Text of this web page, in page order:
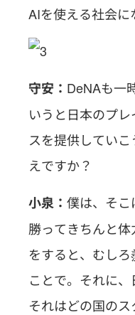
AIを使える社会に
守安： DeNAも一
いうと日本のプ
スを提供してい
えですか？
小泉： 僕は、そ
勝ってきちんと
をすると、むし
ことで。それに
それはどの国の